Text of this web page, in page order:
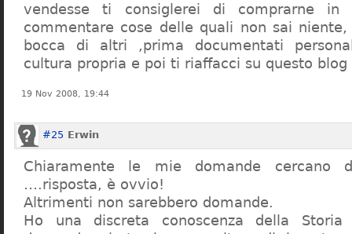
vendesse ti consiglerei di comprarne in
commentare cose delle quali non sai
bocca di altri ,prima documentati
cultura propria e poi ti riaffacci su questo blog
19 Nov 2008, 19:44
#25 Erwin
Chiaramente le mie domande cercano
….risposta, è ovvio!
Altrimenti non sarebbero domande.
Ho una discreta conoscenza della